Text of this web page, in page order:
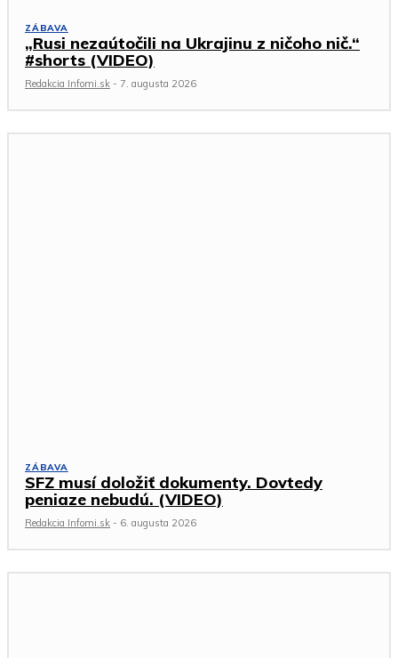
ZÁBAVA
„Rusi nezaútočili na Ukrajinu z ničoho nič.“
#shorts (VIDEO)
Redakcia Infomi.sk - 7. augusta 2026
ZÁBAVA
SFZ musí doložiť dokumenty. Dovtedy
peniaze nebudú. (VIDEO)
Redakcia Infomi.sk - 6. augusta 2026